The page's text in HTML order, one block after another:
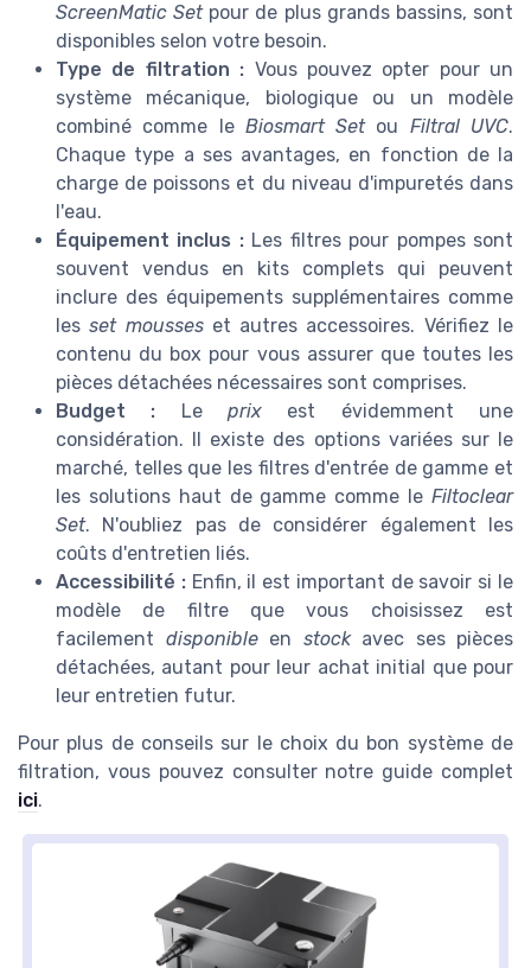
ScreenMatic Setpour de plus grands bassins, sont
disponibles selon votre besoin.
Type de filtration : Vous pouvez opter pour un
système mécanique, biologique ou un modèle
combiné comme le Biosmart Setou Filtral UVC.
Chaque type a ses avantages, en fonction de la
charge de poissons et du niveau d'impuretés dans
l'eau.
Équipement inclus :Les filtres pour pompes sont
souvent vendus en kits complets qui peuvent
inclure des équipements supplémentaires comme
lesset mousseset autres accessoires. Vérifiez le
contenu du box pour vous assurer que toutes les
pièces détachées nécessaires sont comprises.
Budget : Leprix est évidemment une
considération. Il existe des options variées sur le
marché, telles que les filtres d'entrée de gamme et
les solutions haut de gamme comme le Filtoclear
Set. N'oubliez pas de considérer également les
coûts d'entretien liés.
Accessibilité :Enfin, il est important de savoir si le
modèle de filtre que vous choisissez est
facilement disponibleen stockavec ses pièces
détachées, autant pour leur achat initial que pour
leur entretien futur.
Pour plus de conseils sur le choix du bon système de
filtration, vous pouvez consulter notre guide complet
ici.